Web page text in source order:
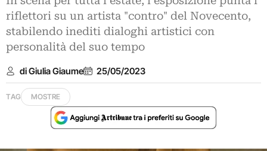
riflettori su un artista "contro" del Novecento,
stabilendo inediti dialoghi artistici con
personalità del suo tempo
di Giulia Giaume 25/05/2023
TAG MOSTRE